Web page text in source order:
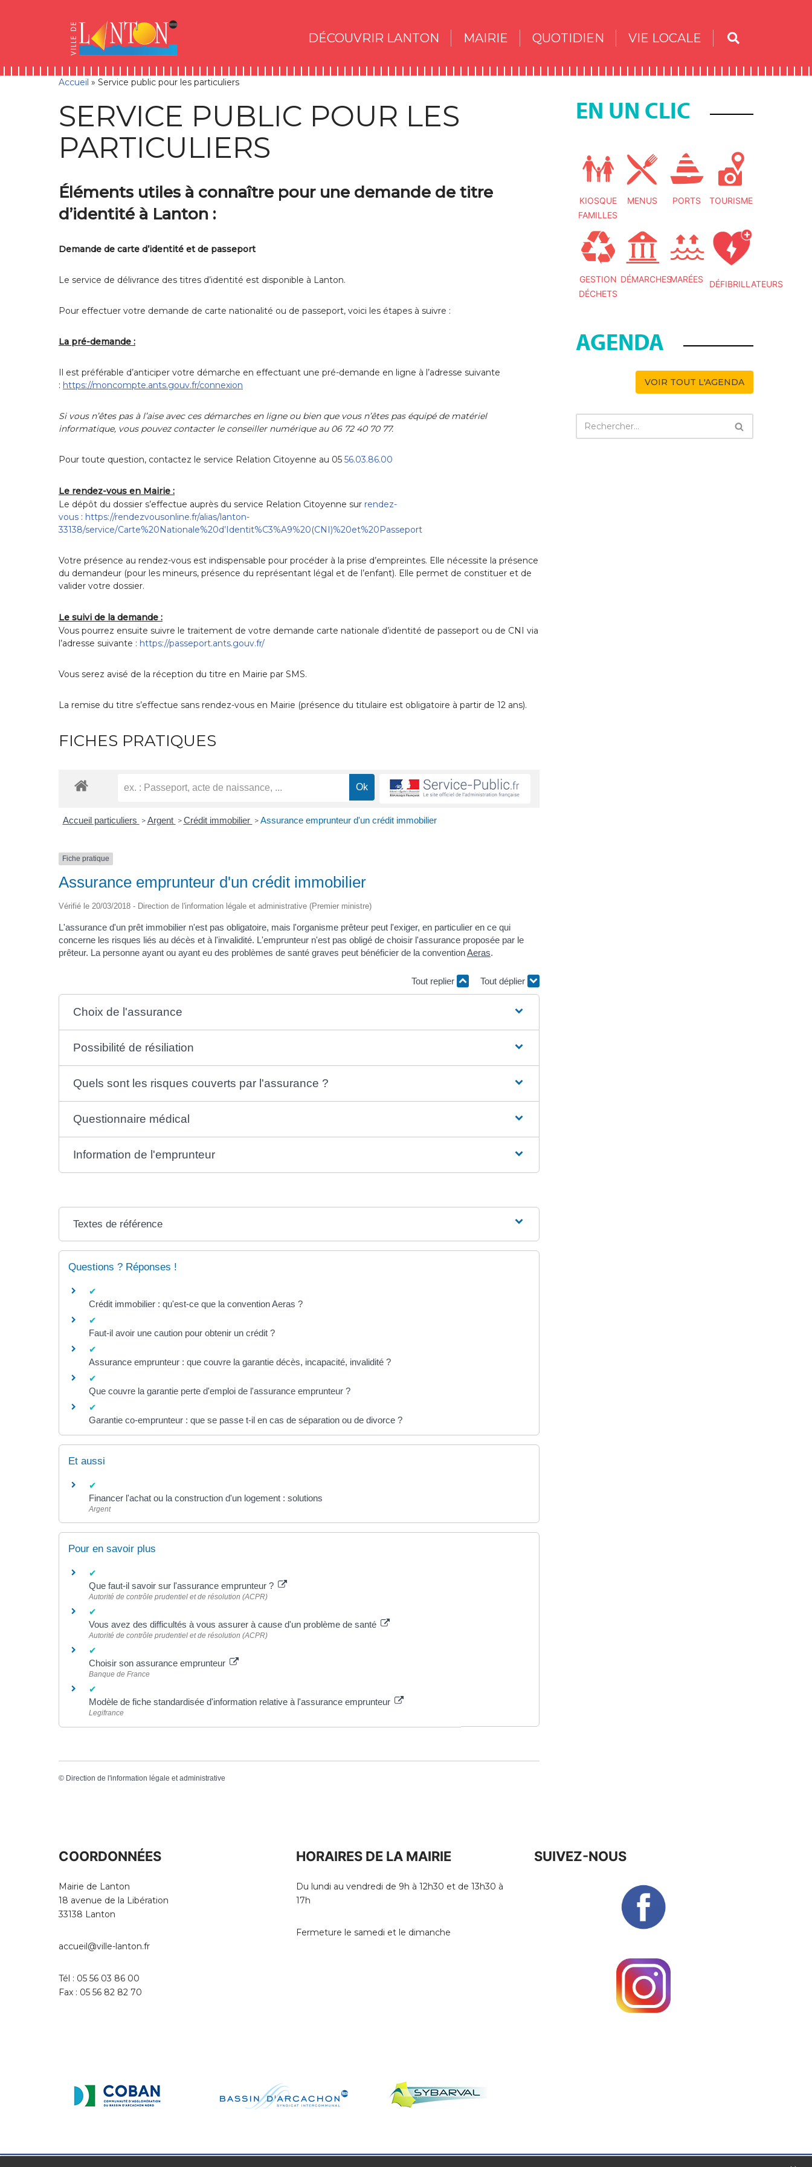
DÉCOUVRIR LANTON MAIRIE QUOTIDIEN VIE LOCALE
Accueil » Service public pour les particuliers
SERVICE PUBLIC POUR LES
PARTICULIERS
Éléments utiles à connaître pour une demande de titre
d’identité à Lanton :
Demande de carte d’identité et de passeport
Le service de délivrance des titres d’identité est disponible à Lanton.
Pour effectuer votre demande de carte nationalité ou de passeport, voici les étapes à suivre :
La pré-demande :
Il est préférable d’anticiper votre démarche en effectuant une pré-demande en ligne à l’adresse suivante
: https://moncompte.ants.gouv.fr/connexion
Si vous n’êtes pas à l’aise avec ces démarches en ligne ou bien que vous n’êtes pas équipé de matériel
informatique, vous pouvez contacter le conseiller numérique au 06 72 40 70 77.
Pour toute question, contactez le service Relation Citoyenne au 05 56.03.86.00
Le rendez-vous en Mairie :
Le dépôt du dossier s’effectue auprès du service Relation Citoyenne sur rendez-
vous : https://rendezvousonline.fr/alias/lanton-
33138/service/Carte%20Nationale%20d’Identit%C3%A9%20(CNI)%20et%20Passeport
Votre présence au rendez-vous est indispensable pour procéder à la prise d’empreintes. Elle nécessite la présence
du demandeur (pour les mineurs, présence du représentant légal et de l’enfant). Elle permet de constituer et de
valider votre dossier.
Le suivi de la demande :
Vous pourrez ensuite suivre le traitement de votre demande carte nationale d’identité de passeport ou de CNI via
l’adresse suivante : https://passeport.ants.gouv.fr/
Vous serez avisé de la réception du titre en Mairie par SMS.
La remise du titre s’effectue sans rendez-vous en Mairie (présence du titulaire est obligatoire à partir de 12 ans).
FICHES PRATIQUES
Accueil particuliers > Argent > Crédit immobilier > Assurance emprunteur d'un crédit immobilier
Fiche pratique
Assurance emprunteur d'un crédit immobilier
Vérifié le 20/03/2018 - Direction de l'information légale et administrative (Premier ministre)
L'assurance d'un prêt immobilier n'est pas obligatoire, mais l'organisme prêteur peut l'exiger, en particulier en ce qui
concerne les risques liés au décès et à l'invalidité. L'emprunteur n'est pas obligé de choisir l'assurance proposée par le
prêteur. La personne ayant ou ayant eu des problèmes de santé graves peut bénéficier de la conventionAeras.
Tout replier Tout déplier
Choix de l'assurance
Possibilité de résiliation
Quels sont les risques couverts par l'assurance ?
Questionnaire médical
Information de l'emprunteur
Textes de référence
Questions ? Réponses !
Crédit immobilier : qu'est-ce que la convention Aeras ?
Faut-il avoir une caution pour obtenir un crédit ?
Assurance emprunteur : que couvre la garantie décès, incapacité, invalidité ?
Que couvre la garantie perte d'emploi de l'assurance emprunteur ?
Garantie co-emprunteur : que se passe t-il en cas de séparation ou de divorce ?
Et aussi
Financer l'achat ou la construction d'un logement : solutions
Argent
Pour en savoir plus
Que faut-il savoir sur l'assurance emprunteur ?
Autorité de contrôle prudentiel et de résolution (ACPR)
Vous avez des difficultés à vous assurer à cause d'un problème de santé
Autorité de contrôle prudentiel et de résolution (ACPR)
Choisir son assurance emprunteur
Banque de France
Modèle de fiche standardisée d'information relative à l'assurance emprunteur
Legifrance
© Direction de l'information légale et administrative
EN UN CLIC
KIOSQUE
FAMILLES
MENUS PORTS TOURISME
GESTION
DÉCHETS
DÉMARCHESMARÉES DÉFIBRILLATEURS
AGENDA
VOIR TOUT L'AGENDA
COORDONNÉES
Mairie de Lanton
18 avenue de la Libération
33138 Lanton
accueil@ville-lanton.fr
Tél : 05 56 03 86 00
Fax : 05 56 82 82 70
HORAIRES DE LA MAIRIE
Du lundi au vendredi de 9h à 12h30 et de 13h30 à
17h
Fermeture le samedi et le dimanche
SUIVEZ-NOUS
Neve| Propulsé parWordPress